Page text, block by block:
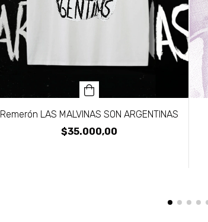
Remerón LAS MALVINAS SON ARGENTINAS
$35.000,00